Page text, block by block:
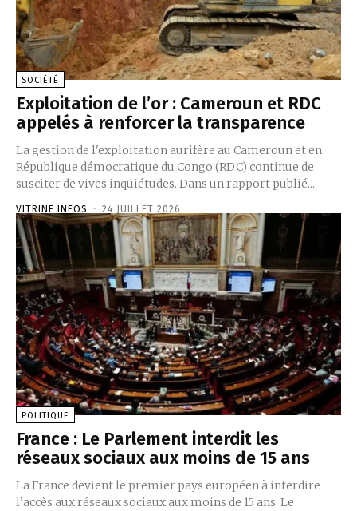
SOCIÉTÉ
Exploitation de l’or : Cameroun et RDC
appelés à renforcer la transparence
La gestion de l'exploitation aurifère au Cameroun et en
République démocratique du Congo (RDC) continue de
susciter de vives inquiétudes. Dans un rapport publié...
VITRINE INFOS - 24 JUILLET 2026
POLITIQUE
France : Le Parlement interdit les
réseaux sociaux aux moins de 15 ans
La France devient le premier pays européen à interdire
l’accès aux réseaux sociaux aux moins de 15 ans. Le